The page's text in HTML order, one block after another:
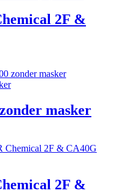
2F &
masker
2F &